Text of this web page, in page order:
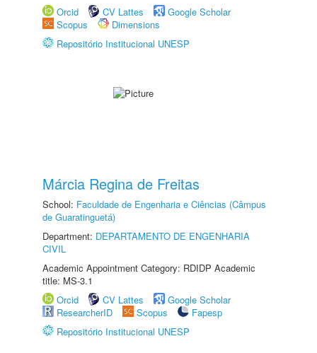
Orcid
CV Lattes
Google Scholar
Scopus
Dimensions
Repositório Institucional UNESP
Márcia Regina de Freitas
School: Faculdade de Engenharia e Ciências (Câmpus
de Guaratinguetá)
Department: DEPARTAMENTO DE ENGENHARIA
CIVIL
Academic Appointment Category: RDIDP Academic
title: MS-3.1
Orcid
CV Lattes
Google Scholar
ResearcherID
Scopus
Fapesp
Repositório Institucional UNESP